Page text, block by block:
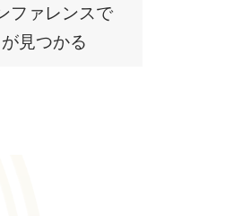
ファレンスで
が見つかる